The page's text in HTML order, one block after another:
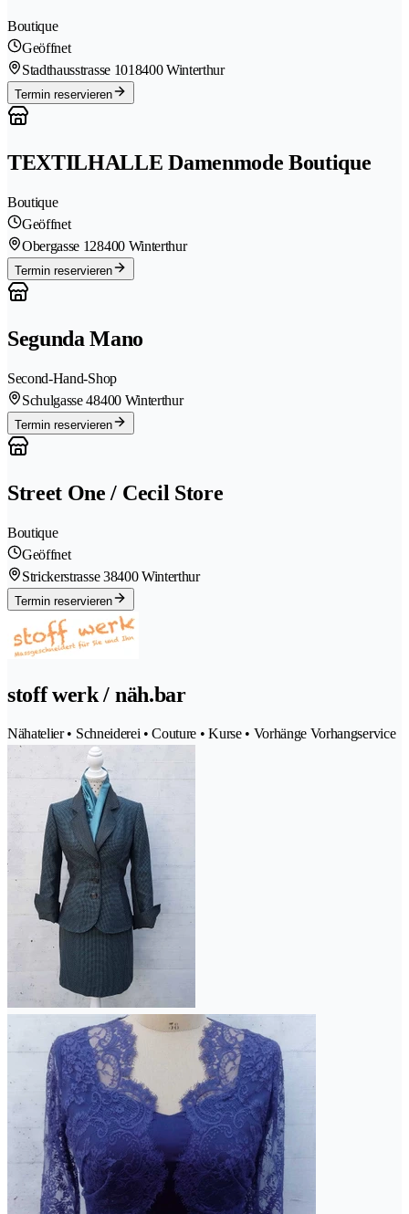
Boutique
Geöffnet
Stadthausstrasse 1018400 Winterthur
Termin reservieren
TEXTILHALLE Damenmode Boutique
Boutique
Geöffnet
Obergasse 128400 Winterthur
Termin reservieren
Segunda Mano
Second-Hand-Shop
Schulgasse 48400 Winterthur
Termin reservieren
Street One / Cecil Store
Boutique
Geöffnet
Strickerstrasse 38400 Winterthur
Termin reservieren
stoff werk / näh.bar
Nähatelier • Schneiderei • Couture • Kurse • Vorhänge Vorhangservice